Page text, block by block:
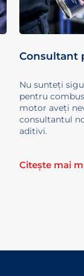
Consultant
Nu sunteți
pentru
motor aveți
consultantul
aditivi.
Citește mai